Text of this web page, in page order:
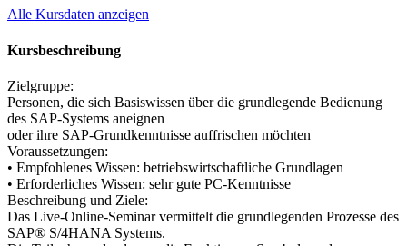
Alle Kursdaten anzeigen
Kursbeschreibung
Zielgruppe:
Personen, die sich Basiswissen über die grundlegende Bedienung
des SAP-Systems aneignen
oder ihre SAP-Grundkenntnisse auffrischen möchten
Voraussetzungen:
• Empfohlenes Wissen: betriebswirtschaftliche Grundlagen
• Erforderliches Wissen: sehr gute PC-Kenntnisse
Beschreibung und Ziele:
Das Live-Online-Seminar vermittelt die grundlegenden Prozesse des
SAP® S/4HANA Systems.